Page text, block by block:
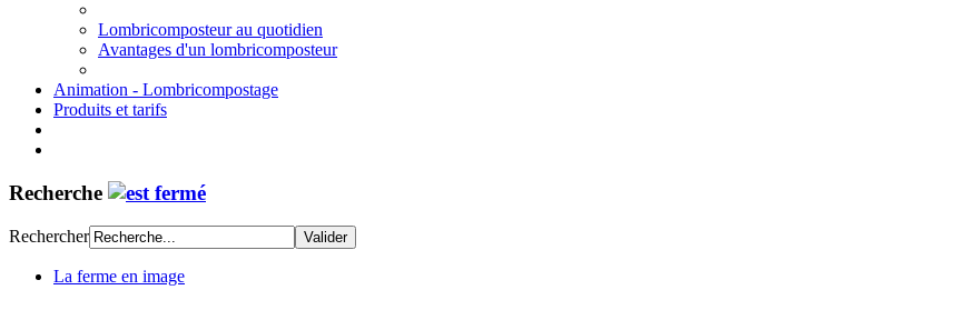
Lombricomposteur au quotidien
Avantages d'un lombricomposteur
Animation - Lombricompostage
Produits et tarifs
Recherche
Rechercher
La ferme en image